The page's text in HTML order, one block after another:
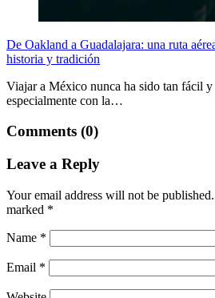
De Oakland a Guadalajara: una ruta
historia y tradición
Viajar a México nunca ha sido tan fácil
especialmente con la…
Comments (0)
Leave a Reply
Your email address will not be published.
marked *
Name *
Email *